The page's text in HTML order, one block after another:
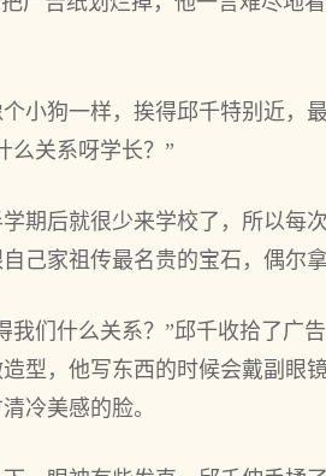
小狗一样，挨得邱千特别近，
么关系呀学长？”
期后就很少来学校了，所以每
己家祖传最名贵的宝石，偶尔
我们什么关系？”邱千收拾了广
型，他写东西的时候会戴副眼
冷美感的脸。